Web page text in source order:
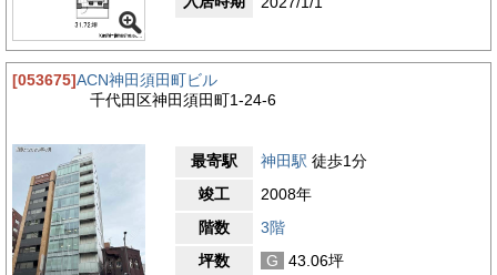
[053675]ACN神田須田町ビル
千代田区神田須田町1-24-6
最寄駅 神田駅 徒歩1分
竣工
2008年
階数
3階
坪数
G
43.06坪